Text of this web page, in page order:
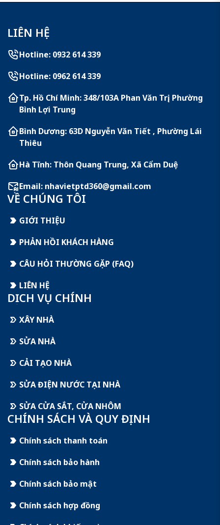
LIÊN HỆ
Hotline: 0932 614 339
Hotline: 0962 614 339
Tp. Hồ Chí Minh: 348/103A Phan Văn Trị, Phường
Bình Lợi Trung
Bình Dương: 63D Nguyễn Văn Tiết , Phường Lái
Thiêu
Hà Tĩnh: Thôn Quang Trung, Xã Cẩm Duệ
Email: nhavietptd360@gmail.com
VỀ CHÚNG TÔI
GIỚI THIỆU
PHẢN HỒI KHÁCH HÀNG
CÂU HỎI THƯỜNG GẶP (FAQ)
LIÊN HỆ
DỊCH VỤ CHÍNH
XÂY NHÀ
SỬA NHÀ
CẢI TẠO NHÀ
SỬA ĐIỆN NƯỚC TẠI NHÀ
SỬA CỬA SẮT, CỬA NHÔM
CHÍNH SÁCH VÀ QUY ĐỊNH
Chính sách thanh toán
Chính sách bảo hành
Chính sách bảo mật
Chính sách hợp đồng